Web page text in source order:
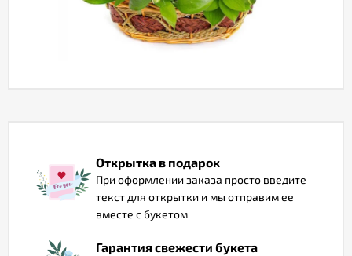
Открытка в подарок
При оформлении заказа просто введите
текст для открытки и мы отправим ее
вместе с букетом
Гарантия свежести букета